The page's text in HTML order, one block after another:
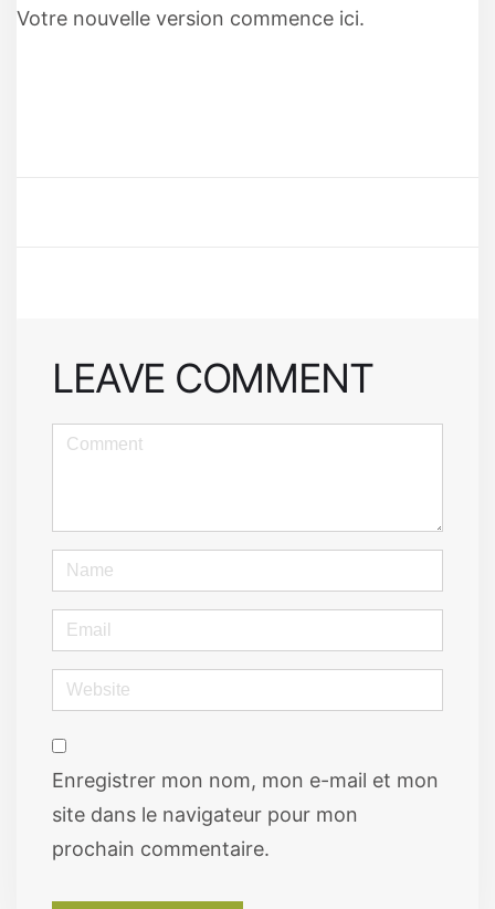
Votre nouvelle version commence ici.
LEAVE COMMENT
<b>Comment</b>
)
Name
Email
Website
Enregistrer mon nom, mon e-mail et mon
site dans le navigateur pour mon
prochain commentaire.